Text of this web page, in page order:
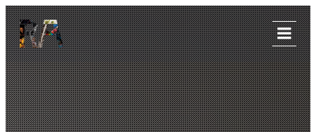
Aller
au
contenu